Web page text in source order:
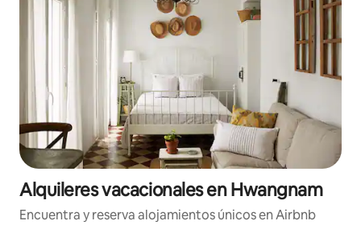
Alquileres vacacionales en Hwangnam
Encuentra y reserva alojamientos únicos en Airbnb